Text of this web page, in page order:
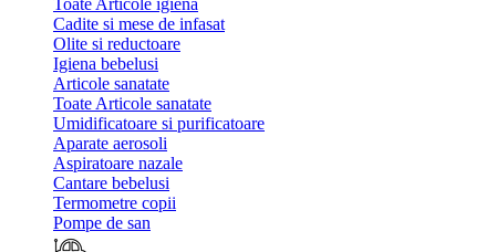
Toate Articole igiena
Cadite si mese de infasat
Olite si reductoare
Igiena bebelusi
Articole sanatate
Toate Articole sanatate
Umidificatoare si purificatoare
Aparate aerosoli
Aspiratoare nazale
Cantare bebelusi
Termometre copii
Pompe de san